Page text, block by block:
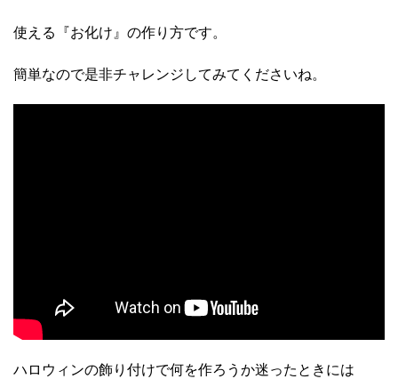
使える『お化け』の作り方です。
簡単なので是非チャレンジしてみてくださいね。
ハロウィンの飾り付けで何を作ろうか迷ったときには